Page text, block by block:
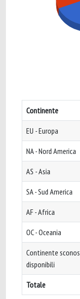
Continente
EU - Europa
NA - Nord America
AS - Asia
SA - Sud America
AF - Africa
OC - Oceania
Continente
disponibili
Totale